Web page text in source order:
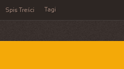
Spis Treści Tagi